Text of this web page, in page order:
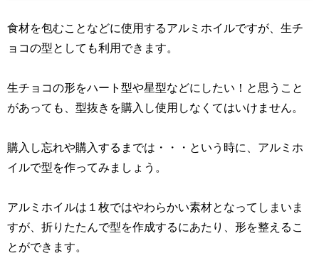
食材を包むことなどに使用するアルミホイルですが、生チ
ョコの型としても利用できます。
生チョコの形をハート型や星型などにしたい！と思うこと
があっても、型抜きを購入し使用しなくてはいけません。
購入し忘れや購入するまでは・・・という時に、アルミホ
イルで型を作ってみましょう。
アルミホイルは１枚ではやわらかい素材となってしまいま
すが、折りたたんで型を作成するにあたり、形を整えるこ
とができます。